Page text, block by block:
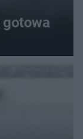
gotowa